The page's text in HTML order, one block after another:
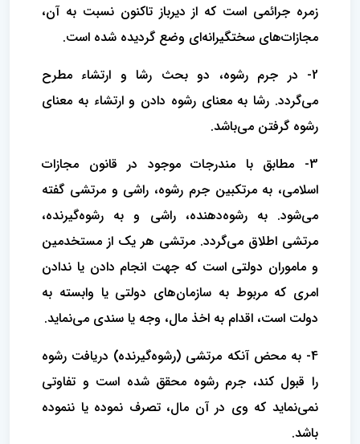
زمره جرائمی است که از دیرباز تاکنون نسبت به آن،
مجازات‌های سختگیرانه‌ای وضع گردیده شده است.
2- در جرم رشوه، دو بحث رشا و ارتشاء مطرح
می‌گردد. رشا به معنای رشوه دادن و ارتشاء به معنای
رشوه گرفتن می‌باشد.
3- مطابق با مندرجات موجود در قانون مجازات
اسلامی، به مرتکبین جرم رشوه، راشی و مرتشی گفته
می‌شود. به رشوه‌دهنده، راشی و به رشوه‌گیرنده،
مرتشی اطلاق می‌گردد. مرتشی هر یک از مستخدمین
و ماموران دولتی است که جهت انجام دادن یا ندادن
امری که مربوط به سازمان‌های دولتی یا وابسته به
دولت است، اقدام به اخذ مال، وجه یا سندی می‌نماید.
4- به محض آنکه مرتشی (رشوه‌گیرنده) دریافت رشوه
را قبول کند، جرم رشوه محقق شده است و تفاوتی
نمی‌نماید که وی در آن مال، تصرف نموده یا ننموده
باشد.